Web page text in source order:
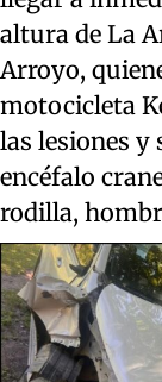
altura de La
Arroyo,
motocicleta
las lesiones
encéfalo
rodilla,